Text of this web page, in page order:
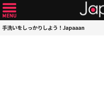
手洗いをしっかりしよう！Japaaan